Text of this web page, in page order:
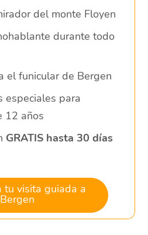
del monte Floyen
durante todo
el funicular de Bergen
especiales para
12 años
GRATIShasta 30 días
tu visita guiada a
Bergen